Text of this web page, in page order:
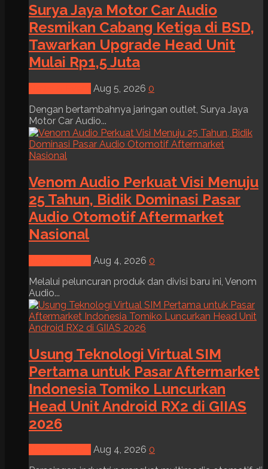
Surya Jaya Motor Car Audio
Resmikan Cabang Ketiga di BSD,
Tawarkan Upgrade Head Unit
Mulai Rp1,5 Juta
Aug 5, 2026 0
Dengan bertambahnya jaringan outlet, Surya Jaya
Motor Car Audio...
Venom Audio Perkuat Visi Menuju
25 Tahun, Bidik Dominasi Pasar
Audio Otomotif Aftermarket
Nasional
Aug 4, 2026 0
Melalui peluncuran produk dan divisi baru ini, Venom
Audio...
Usung Teknologi Virtual SIM
Pertama untuk Pasar Aftermarket
Indonesia Tomiko Luncurkan
Head Unit Android RX2 di GIIAS
2026
Aug 4, 2026 0